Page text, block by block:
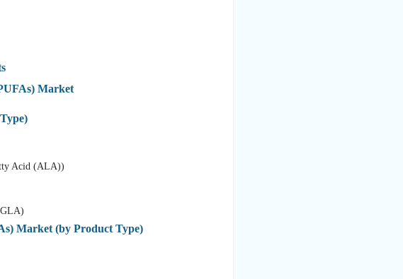
Market
Acid (ALA))
Market (by Product Type)